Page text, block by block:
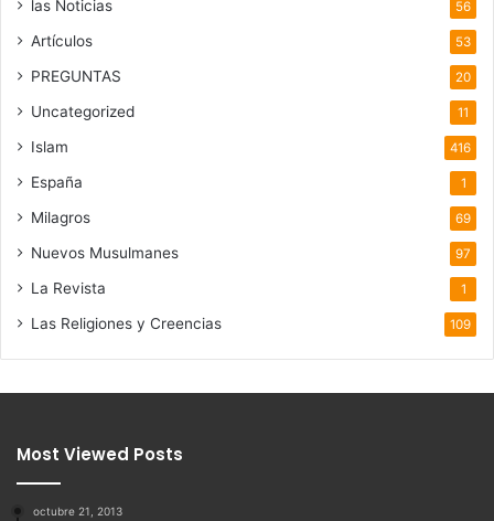
las Noticias 56
Artículos 53
PREGUNTAS 20
Uncategorized 11
Islam 416
España 1
Milagros 69
Nuevos Musulmanes 97
La Revista 1
Las Religiones y Creencias 109
Most Viewed Posts
octubre 21, 2013